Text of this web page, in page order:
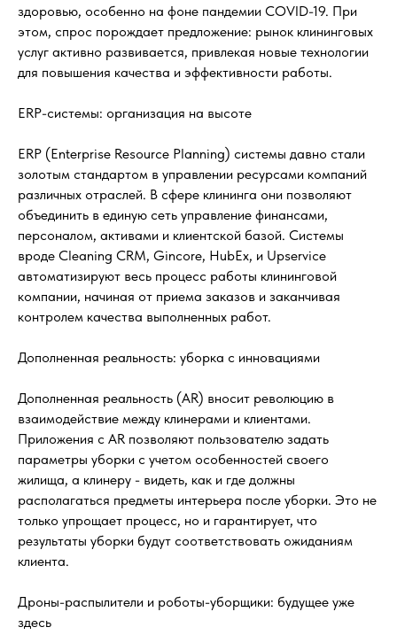
здоровью, особенно на фоне пандемии COVID-19. При
этом, спрос порождает предложение: рынок клининговых
услуг активно развивается, привлекая новые технологии
для повышения качества и эффективности работы.
ERP-системы: организация на высоте
ERP (Enterprise Resource Planning) системы давно стали
золотым стандартом в управлении ресурсами компаний
различных отраслей. В сфере клининга они позволяют
объединить в единую сеть управление финансами,
персоналом, активами и клиентской базой. Системы
вроде Cleaning CRM, Gincore, HubEx, и Upservice
автоматизируют весь процесс работы клининговой
компании, начиная от приема заказов и заканчивая
контролем качества выполненных работ.
Дополненная реальность: уборка с инновациями
Дополненная реальность (AR) вносит революцию в
взаимодействие между клинерами и клиентами.
Приложения с AR позволяют пользователю задать
параметры уборки с учетом особенностей своего
жилища, а клинеру - видеть, как и где должны
располагаться предметы интерьера после уборки. Это не
только упрощает процесс, но и гарантирует, что
результаты уборки будут соответствовать ожиданиям
клиента.
Дроны-распылители и роботы-уборщики: будущее уже
здесь